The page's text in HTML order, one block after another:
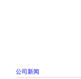
公司新闻